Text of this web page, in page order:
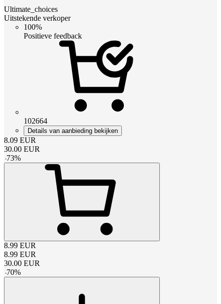
Ultimate_choices
Uitstekende verkoper
100%
Positieve feedback
102664
Details van aanbieding bekijken
8.09 EUR
30.00 EUR
-73%
8.99 EUR
8.99 EUR
30.00 EUR
-70%